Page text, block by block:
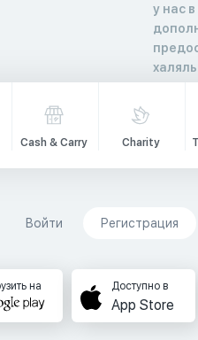
у нас
Cash & Carry Charity
Войти Регистрация
на Доступно в
App Store